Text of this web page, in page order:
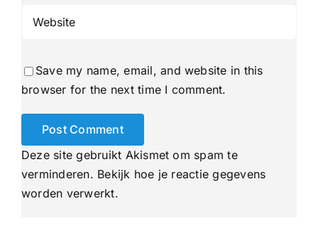
Save my name, email, and website in this
browser for the next time I comment.
Deze site gebruikt Akismet om spam te
verminderen. Bekijk hoe je reactie gegevens
worden verwerkt.